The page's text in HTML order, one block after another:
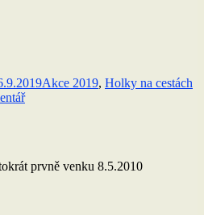
Akce 2019, Holky na cestách
u
plemene
prvně venku 8.5.2010